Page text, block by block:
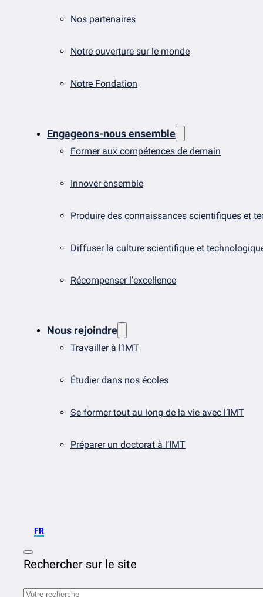
Nos partenaires
Notre ouverture sur le monde
Notre Fondation
Engageons-nous ensemble
Former aux compétences de demain
Innover ensemble
Produire des connaissances scientifiques et
Diffuser la culture scientifique et
Récompenser l’excellence
Nous rejoindre
Travailler à l’IMT
Étudier dans nos écoles
Se former tout au long de la vie avec l’IMT
Préparer un doctorat à l’IMT
FR
Rechercher sur le site
Rechercher